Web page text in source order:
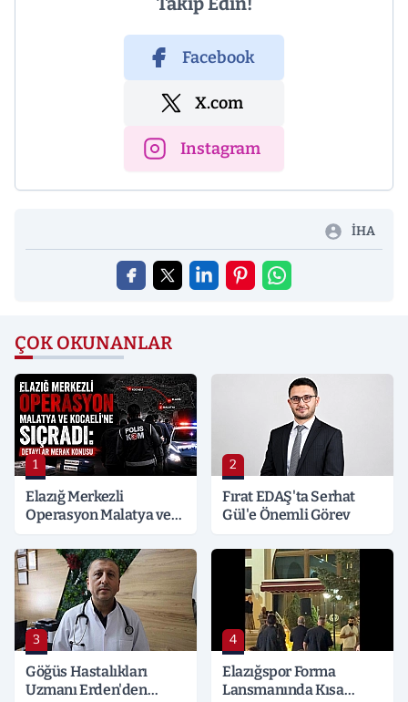
Facebook
X.com
Instagram
İHA
ÇOK OKUNANLAR
1
Elazığ Merkezli
Operasyon Malatya ve
Detaylar Merak Konusu
2
Fırat EDAŞ'ta Serhat
Gül'e Önemli Görev
3
Göğüs Hastalıkları
Uzmanı Erden'den
4
Elazığspor Forma
Lansmanında Kısa